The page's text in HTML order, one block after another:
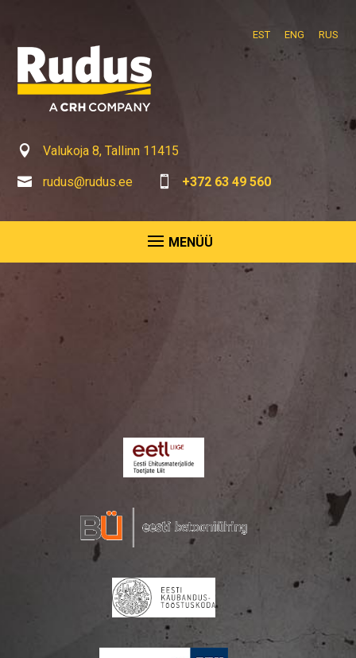
EST ENG RUS
 Valukoja 8, Tallinn 11415
 rudus@rudus.ee  +372 63 49 560